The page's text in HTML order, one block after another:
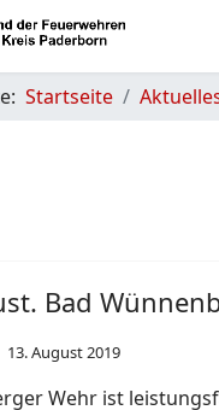
Startseite
Bad
13. August 2019
Wehr ist